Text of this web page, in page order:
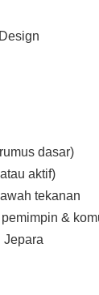
dasar)
aktif)
tekanan
&
Jepara